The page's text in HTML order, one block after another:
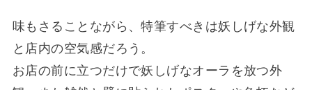
味もさることながら、特筆すべきは妖しげな外観
と店内の空気感だろう。
お店の前に立つだけで妖しげなオーラを放つ外